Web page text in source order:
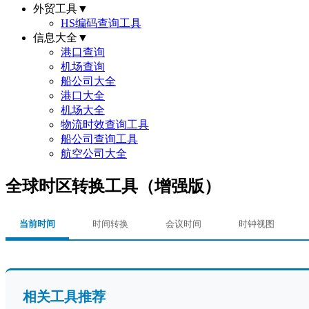
外贸工具▼
HS编码查询工具
信息大全 ▼
港口查询
机场查询
船公司大全
港口大全
机场大全
物流时效查询工具
船公司查询工具
航空公司大全
全球时区转换工具（增强版）
当前时间 时间转换 会议时间 时钟视图
相关工具推荐